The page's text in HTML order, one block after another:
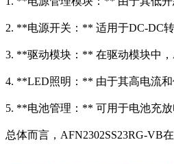
2. **电源开关：** 适用于DC-DC
3. **驱动模块：** 在驱动模块中，
4. **LED照明：** 由于其高电流
5. **电池管理：** 可用于电池充
总体而言，AFN2302SS23RG-VB